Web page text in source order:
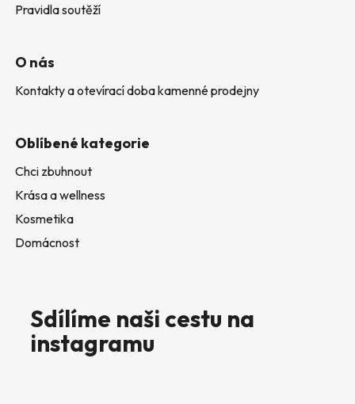
Pravidla soutěží
O nás
Kontakty a otevírací doba kamenné prodejny
Oblíbené kategorie
Chci zbuhnout
Krása a wellness
Kosmetika
Domácnost
Sdílíme naši cestu na
instagramu